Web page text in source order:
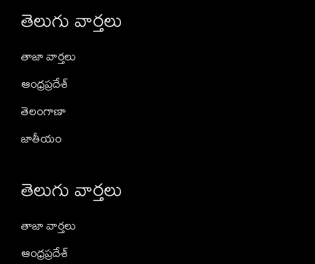
తెలుగు వార్తలు
తాజా వార్తలు
ఆంధ్రప్రదేశ్
తెలంగాణా
జాతీయం
తెలుగు వార్తలు
తాజా వార్తలు
ఆంధ్రప్రదేశ్